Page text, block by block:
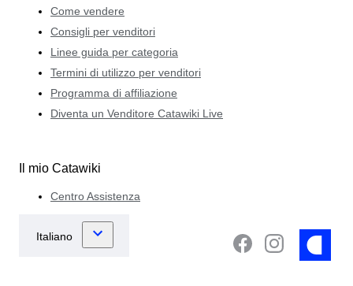
Come vendere
Consigli per venditori
Linee guida per categoria
Termini di utilizzo per venditori
Programma di affiliazione
Diventa un Venditore Catawiki Live
Il mio Catawiki
Centro Assistenza